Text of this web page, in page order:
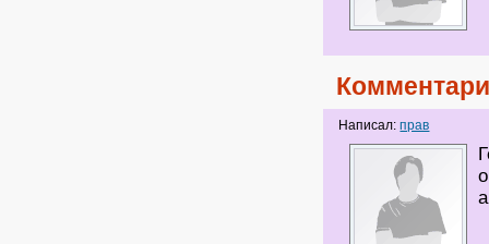
Написал:прав